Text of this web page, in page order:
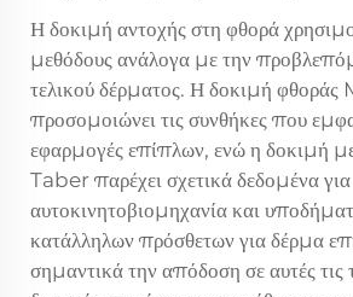
Η δοκιμή αντοχής στη φθορά
μεθόδους ανάλογα με την
τελικού δέρματος. Η δοκιμή
προσομοιώνει τις συνθήκες που
εφαρμογές επίπλων, ενώ η δοκιμή
Taber παρέχει σχετικά δεδομένα για
αυτοκινητοβιομηχανία και
κατάλληλων πρόσθετων για δέρμα
σημαντικά την απόδοση σε αυτές